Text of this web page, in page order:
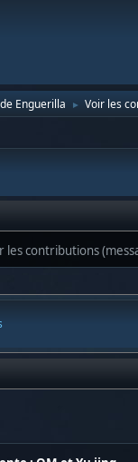
Enguerilla ► Voir les
contributions